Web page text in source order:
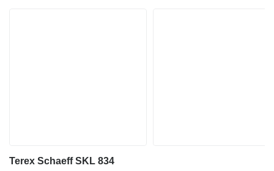
Terex Schaeff SKL 834